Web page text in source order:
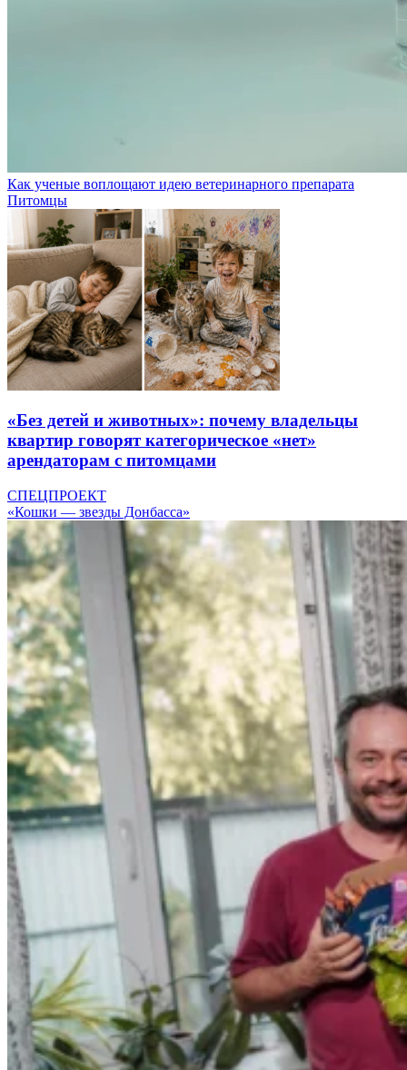
Как ученые воплощают идею ветеринарного препарата
Питомцы
«Без детей и животных»: почему владельцы
квартир говорят категорическое «нет»
арендаторам с питомцами
СПЕЦПРОЕКТ
«Кошки — звезды Донбасса»